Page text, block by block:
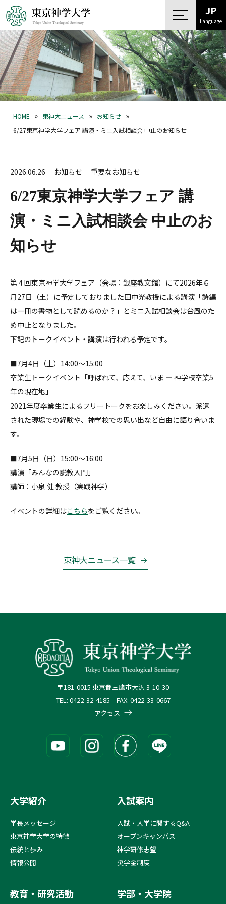
JP
Language
HOME » 東神大ニュース » お知らせ »
6/27東京神学大学フェア 講演・ミニ入試相談会 中止のお知らせ
2026.06.26 お知らせ 重要なお知らせ
6/27東京神学大学フェア 講
演・ミニ入試相談会 中止のお
知らせ
第４回東京神学大学フェア（会場：銀座教文館）にて2026年６
月27日（土）に予定しておりました田中光教授による講演「詩編
は一冊の書物として読めるのか？」とミニ入試相談会は台風のた
め中止となりました。
下記のトークイベント・講演は行われる予定です。
■7月4日（土）14:00～15:00
卒業生トークイベント「呼ばれて、応えて、いま ― 神学校卒業5
年の現在地」
2021年度卒業生によるフリートークをお楽しみください。派遣
された現場での経験や、神学校での思い出など自由に語り合いま
す。
■7月5日（日）15:00～16:00
講演「みんなの説教入門」
講師：小泉 健 教授（実践神学）
イベントの詳細はこちらをご覧ください。
東神大ニュース一覧
〒181-0015 東京都三鷹市大沢 3-10-30
TEL: 0422-32-4185 FAX: 0422-33-0667
アクセス
大学紹介
学長メッセージ
東京神学大学の特徴
伝統と歩み
情報公開
入試案内
入試・入学に関するQ&A
オープンキャンパス
神学研修志望
奨学金制度
教育・研究活動 学部・大学院